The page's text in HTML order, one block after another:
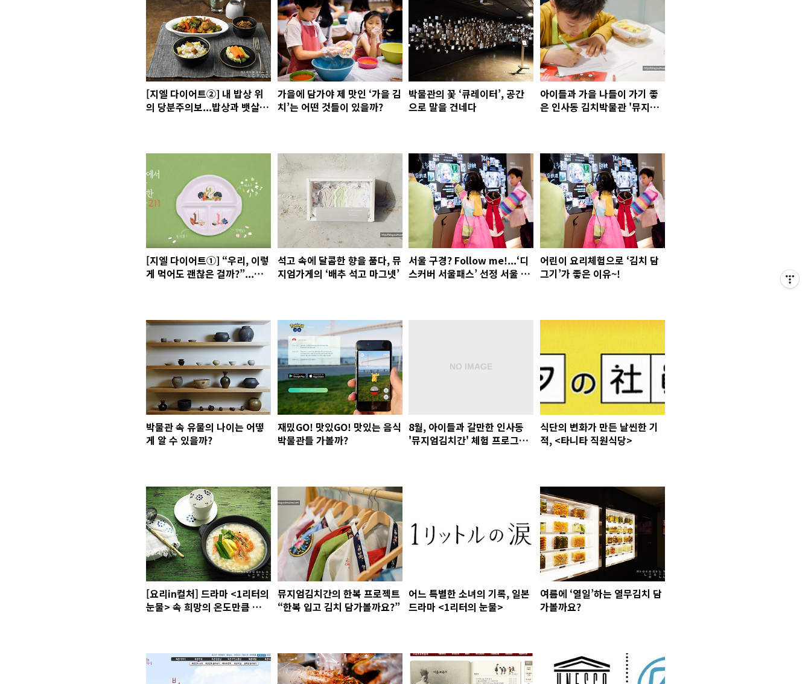
[지엘 다이어트②] 내 밥상 위
의 당분주의보...밥상과 뱃살에
가을에 담가야 제 맛인 ‘가을 김
치’는 어떤 것들이 있을까?
박물관의 꽃 ‘큐레이터’, 공간
으로 말을 건네다
아이들과 가을 나들이 가기 좋
은 인사동 김치박물관 '뮤지엄
[지엘 다이어트①] “우리, 이렇
게 먹어도 괜찮은 걸까?”...당
석고 속에 달콤한 향을 품다, 뮤
지엄가게의 ‘배추 석고 마그넷’
서울 구경? Follow me!...‘디
스커버 서울패스’ 선정 서울 명
어린이 요리체험으로 ‘김치 담
그기’가 좋은 이유~!
박물관 속 유물의 나이는 어떻
게 알 수 있을까?
재밌GO! 맛있GO! 맛있는 음식
박물관들 가볼까?
8월, 아이들과 갈만한 인사동
'뮤지엄김치간' 체험 프로그램
식단의 변화가 만든 날씬한 기
적, <타니타 직원식당>
[요리in컬처] 드라마 <1리터의
눈물> 속 희망의 온도만큼 따뜻
뮤지엄김치간의 한복 프로젝트
“한복 입고 김치 담가볼까요?”
어느 특별한 소녀의 기록, 일본
드라마 <1리터의 눈물>
여름에 ‘열일’하는 열무김치 담
가볼까요?